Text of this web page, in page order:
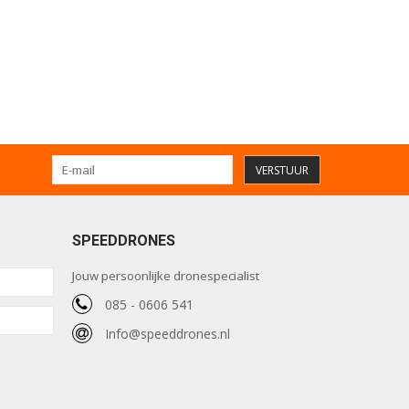
VERSTUUR
SPEEDDRONES
Jouw persoonlijke dronespecialist
085 - 0606 541
Info@speeddrones.nl